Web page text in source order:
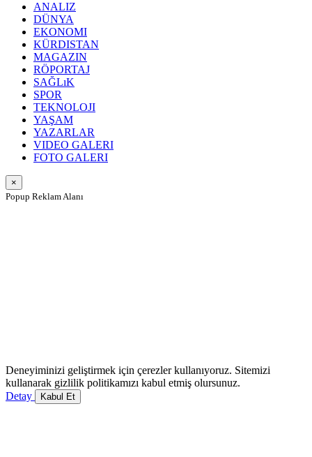
ANALIZ
DÜNYA
EKONOMI
KÜRDISTAN
MAGAZIN
RÖPORTAJ
SAĞLıK
SPOR
TEKNOLOJI
YAŞAM
YAZARLAR
VIDEO GALERI
FOTO GALERI
×
Popup Reklam Alanı
Deneyiminizi geliştirmek için çerezler kullanıyoruz. Sitemizi
kullanarak gizlilik politikamızı kabul etmiş olursunuz.
Detay
Kabul Et